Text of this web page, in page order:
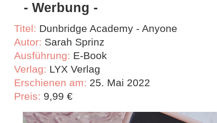
- Werbung -
Titel: Dunbridge Academy - Anyone
Autor: Sarah Sprinz
Ausführung: E-Book
Verlag: LYX Verlag
Erschienen am: 25. Mai 2022
Preis: 9,99 €